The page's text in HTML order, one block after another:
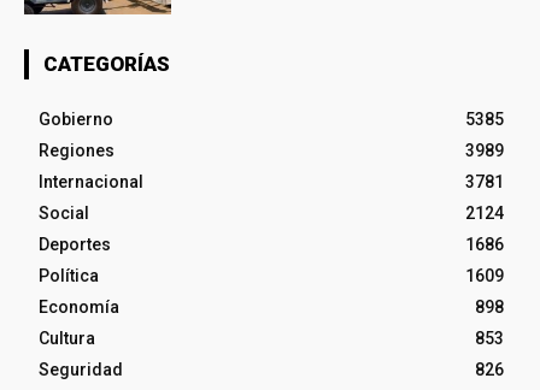
CATEGORÍAS
Gobierno
5385
Regiones
3989
Internacional
3781
Social
2124
Deportes
1686
Política
1609
Economía
898
Cultura
853
Seguridad
826